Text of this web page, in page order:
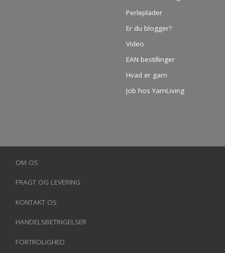
Perleplader
Er du blogger?
Video
EAN bestillinger
Hvad er garn
Job hos YarnLiving
OM OS
FRAGT OG LEVERING
KONTAKT OS
HANDELSBETINGELSER
FORTROLIGHED